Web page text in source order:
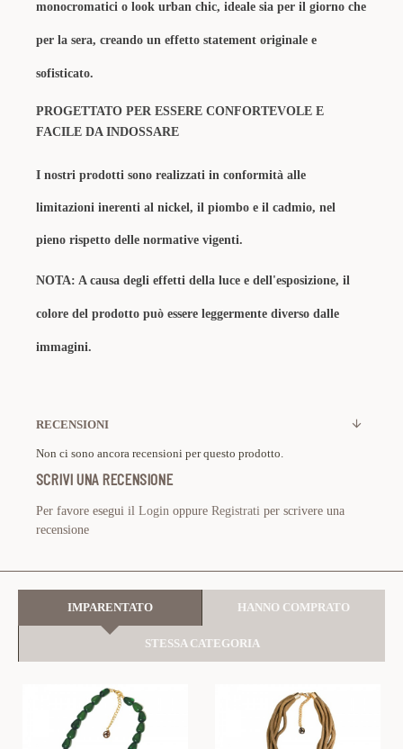
monocromatici o look urban chic, ideale sia per il giorno che
per la sera, creando un effetto statement originale e
sofisticato.
PROGETTATO PER ESSERE CONFORTEVOLE E
FACILE DA INDOSSARE
I nostri prodotti sono realizzati in conformità alle
limitazioni inerenti al nickel, il piombo e il cadmio, nel
pieno rispetto delle normative vigenti.
NOTA: A causa degli effetti della luce e dell'esposizione, il
colore del prodotto può essere leggermente diverso dalle
immagini.
RECENSIONI
Non ci sono ancora recensioni per questo prodotto.
SCRIVI UNA RECENSIONE
Per favore esegui il Login oppure Registrati per scrivere una
recensione
IMPARENTATO HANNO COMPRATO
STESSA CATEGORIA